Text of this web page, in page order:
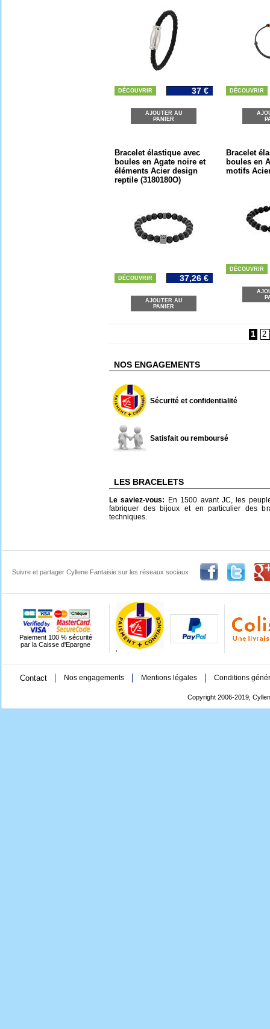
DÉCOUVRIR 37 €
AJOUTER AU
PANIER
DÉCOUVRIR
Bracelet élastique avec
boules en Agate noire et
éléments Acier design
reptile (3180180O)
DÉCOUVRIR 37,26 €
AJOUTER AU
PANIER
Bracelet
boules en
motifs
DÉCOUVRIR
1 2
NOS ENGAGEMENTS
Sécurité et confidentialité
Satisfait ou remboursé
LES BRACELETS
Le saviez-vous:
En 1500 avant JC, les
fabriquer des bijoux et en particulier des
techniques.
Suivre et partager Cyllene Fantaisie sur les réseaux sociaux
Paiement 100 % sécurité
par la Caisse d'Epargne
'
Contact Nos engagements Mentions légales Conditions
Copyright 2006-2019,